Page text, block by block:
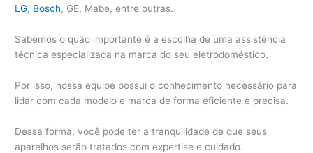
LG, Bosch, GE, Mabe, entre outras.
Sabemos o quão importante é a escolha de uma assistência
técnica especializada na marca do seu eletrodoméstico.
Por isso, nossa equipe possui o conhecimento necessário para
lidar com cada modelo e marca de forma eficiente e precisa.
Dessa forma, você pode ter a tranquilidade de que seus
aparelhos serão tratados com expertise e cuidado.